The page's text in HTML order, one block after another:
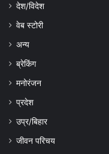
देश/विदेश
वेब स्टोरी
अन्य
ब्रेकिंग
मनोरंजन
प्रदेश
उप्र/बिहार
जीवन परिचय